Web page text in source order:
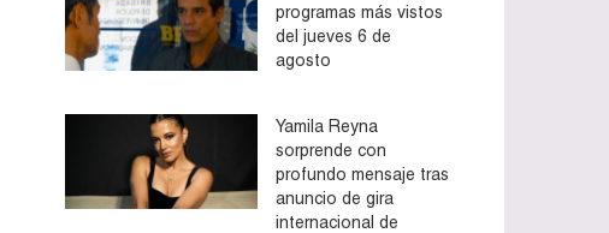
programas más vistos
del jueves 6 de
agosto
Yamila Reyna
sorprende con
profundo mensaje tras
anuncio de gira
internacional de